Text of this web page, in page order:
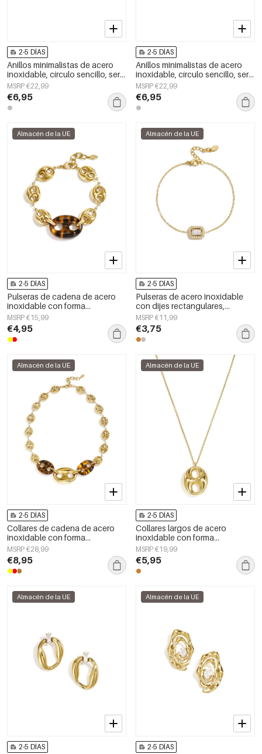
2-5 DÍAS
Anillos minimalistas de acero
inoxidable, círculo sencillo, serie
Daily Simple, joyería para mujer.
MSRP €22,99
€6,95
2-5 DÍAS
Anillos minimalistas de acero
inoxidable, círculo sencillo, serie
Daily Simple, joyería para mujer.
MSRP €22,99
€6,95
Almacén de la UE
2-5 DÍAS
Pulseras de cadena de acero
inoxidable con forma
geométrica, sencillas, de la serie
Daily Simple, joyería para mujer.
MSRP €15,99
€4,95
Almacén de la UE
2-5 DÍAS
Pulseras de acero inoxidable
con dijes rectangulares,
sencillas, de la serie Daily
Simple, joyería para mujer.
MSRP €11,99
€3,75
Almacén de la UE
2-5 DÍAS
Collares de cadena de acero
inoxidable con forma
geométrica, sencillos, de la
serie Daily Simple, joyería para
mujer.
MSRP €28,99
€8,95
Almacén de la UE
2-5 DÍAS
Collares largos de acero
inoxidable con forma
geométrica, sencillos, de la
serie Daily Simple, joyería para
mujer.
MSRP €19,99
€5,95
Almacén de la UE
2-5 DÍAS
Almacén de la UE
2-5 DÍAS